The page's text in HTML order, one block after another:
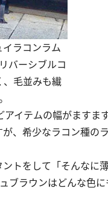
ラコンラム
バーシブルコ
、毛並みも繊
イテムの幅がますま
、希少なラコン種の
トをして「そんなに
ブラウンはどんな色